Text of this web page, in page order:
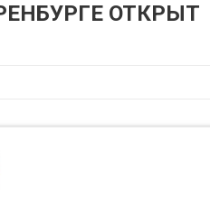
ОТКРЫТ